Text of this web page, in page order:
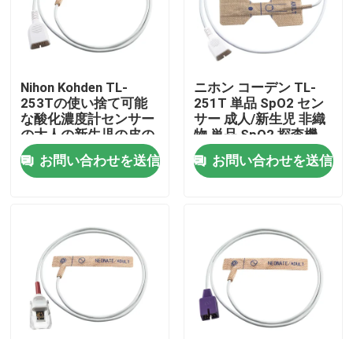
家
私達について
工場旅行
Nihon Kohden TL-
253Tの使い捨て可能
な酸化濃度計センサー
の大人の新生児の皮の
伸縮織物
お問い合わせを送信
ニホン コーデン TL-
251T 単品 SpO2 セン
サー 成人/新生児 非織
物 単品 SpO2 探査機
お問い合わせを送信